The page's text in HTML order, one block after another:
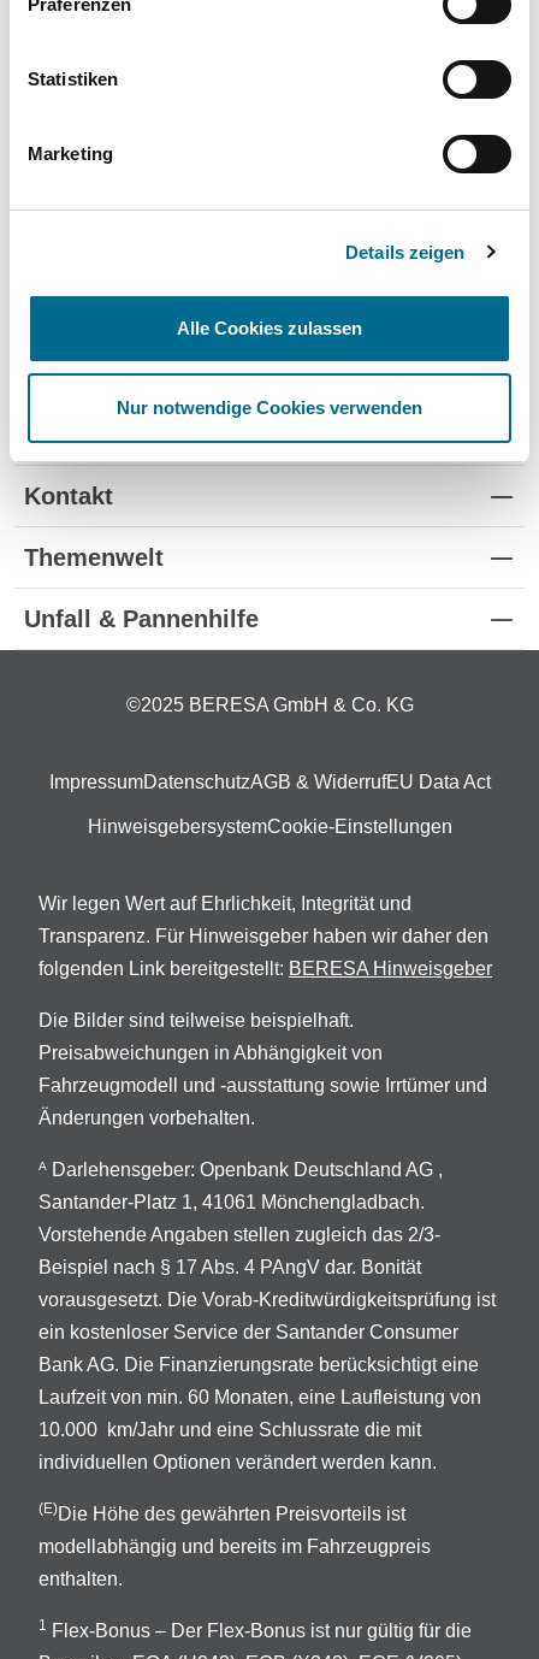
Präferenzen
Statistiken
Marketing
Details zeigen
Alle Cookies zulassen
Nur notwendige Cookies verwenden
Schnelle Verfügbarkeit
Flexible Laufzeiten ✔ - -
- -
Standorte
Kontakt
Themenwelt
Unfall & Pannenhilfe
©2025 BERESA GmbH & Co. KG
ImpressumDatenschutzAGB & WiderrufEU Data Act
HinweisgebersystemCookie-Einstellungen
Wir legen Wert auf Ehrlichkeit, Integrität und
Transparenz. Für Hinweisgeber haben wir daher den
folgenden Link bereitgestellt: BERESA Hinweisgeber
Die Bilder sind teilweise beispielhaft.
Preisabweichungen in Abhängigkeit von
Fahrzeugmodell und -ausstattung sowie Irrtümer und
Änderungen vorbehalten.
A
Darlehensgeber: Openbank Deutschland AG ,
Santander-Platz 1, 41061 Mönchengladbach.
Vorstehende Angaben stellen zugleich das 2/3-
Beispiel nach § 17 Abs. 4 PAngV dar. Bonität
vorausgesetzt. Die Vorab-Kreditwürdigkeitsprüfung ist
ein kostenloser Service der Santander Consumer
Bank AG. Die Finanzierungsrate berücksichtigt eine
Laufzeit von min. 60 Monaten, eine Laufleistung von
10.000 km/Jahr und eine Schlussrate die mit
individuellen Optionen verändert werden kann.
(E)Die Höhe des gewährten Preisvorteils ist
modellabhängig und bereits im Fahrzeugpreis
enthalten.
1 Flex-Bonus – Der Flex-Bonus ist nur gültig für die